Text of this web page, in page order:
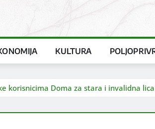
KULTURA
korisnicima Doma za stara i invalidna